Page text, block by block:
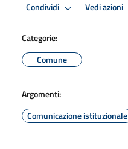
Condividi Vedi azioni
Categorie:
Comune
Argomenti:
Comunicazione istituzionale